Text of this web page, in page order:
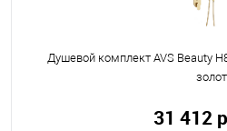
Душевой комплект AVS Beauty
31 412